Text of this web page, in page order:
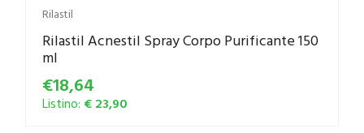
Rilastil
Rilastil Acnestil Spray Corpo Purificante 150
ml
€18,64
Listino: € 23,90